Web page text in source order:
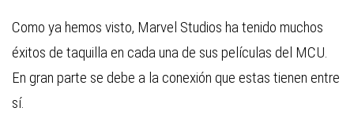
Como ya hemos visto, Marvel Studios ha tenido muchos
éxitos de taquilla en cada una de sus películas del MCU.
En gran parte se debe a la conexión que estas tienen entre
sí.